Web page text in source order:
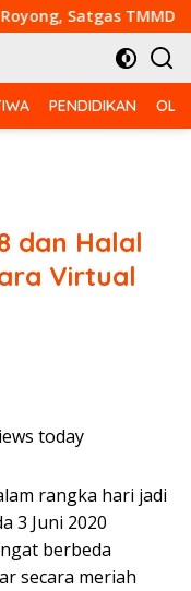
TMMD Ke-129
PENDIDIKAN
dan Halal
Virtual
today
rangka hari jadi
3 Juni 2020
berbeda
secara meriah